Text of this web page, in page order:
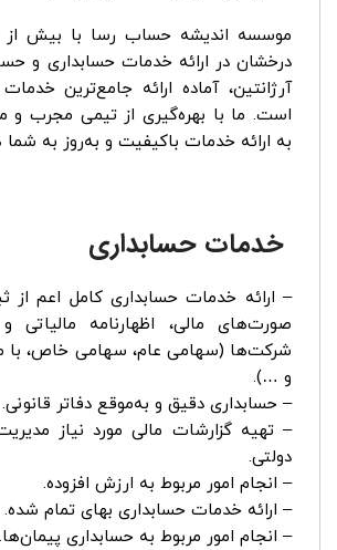
درخشان در ارائه خدمات حسابداری و
آرژانتین، آماده ارائه جامع‌ترین
است. ما با بهره‌گیری از تیمی مجرب
به ارائه خدمات باکیفیت و به‌روز به
خدمات حسابداری
– ارائه خدمات حسابداری کامل اعم از
صورت‌های مالی، اظهارنامه مالیاتی
شرکت‌ها (سهامی عام، سهامی خاص، با
و …).
– حسابداری دقیق و به‌موقع دفاتر قانونی.
– تهیه گزارشات مالی مورد نیاز
دولتی.
– انجام امور مربوط به ارزش افزوده.
– ارائه خدمات حسابداری بهای تمام شده.
– انجام امور مربوط به حسابداری پیمان‌ها.